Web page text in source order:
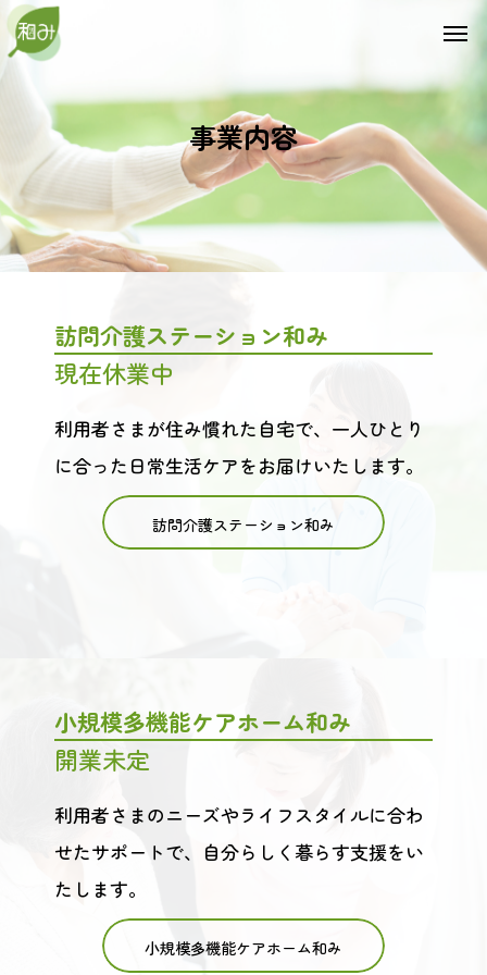
事業内容
訪問介護ステーション和み
現在休業中
利用者さまが住み慣れた自宅で、一人ひとり
に合った日常生活ケアをお届けいたします。
訪問介護ステーション和み
小規模多機能ケアホーム和み
開業未定
利用者さまのニーズやライフスタイルに合わ
せたサポートで、自分らしく暮らす支援をい
たします。
小規模多機能ケアホーム和み